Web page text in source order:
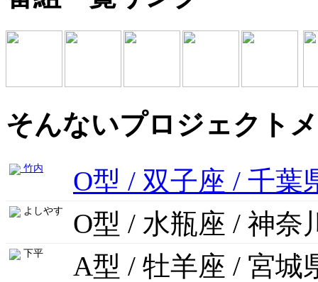
そんないプロジェクト
竹内 O型 / 双子座 / 千葉
よしやす O型 / 水瓶座 / 神奈
下平 A型 / 牡羊座 / 宮城